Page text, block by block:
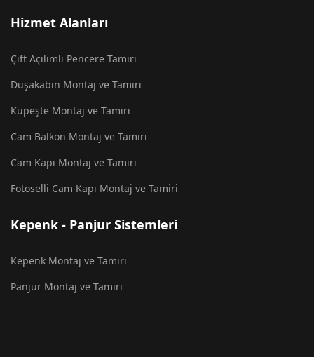
Hizmet Alanları
Çift Açılımlı Pencere Tamiri
Duşakabin Montaj ve Tamiri
Küpeşte Montaj ve Tamiri
Cam Balkon Montaj ve Tamiri
Cam Kapı Montaj ve Tamiri
Fotoselli Cam Kapı Montaj ve Tamiri
Kepenk - Panjur Sistemleri
Kepenk Montaj ve Tamiri
Panjur Montaj ve Tamiri